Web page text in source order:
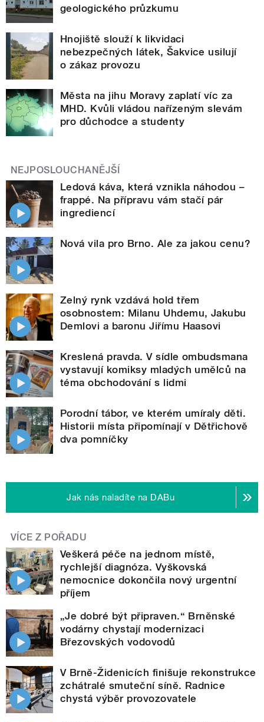
geologického průzkumu
Hnojiště slouží k likvidaci
nebezpečných látek, Šakvice usilují
o zákaz provozu
Města na jihu Moravy zaplatí víc za
MHD. Kvůli vládou nařízeným slevám
pro důchodce a studenty
NEJPOSLOUCHANĚJŠÍ
Ledová káva, která vznikla náhodou –
frappé. Na přípravu vám stačí pár
ingrediencí
Nová vila pro Brno. Ale za jakou cenu?
Zelný rynk vzdává hold třem
osobnostem: Milanu Uhdemu, Jakubu
Demlovi a baronu Jiřímu Haasovi
Kreslená pravda. V sídle ombudsmana
vystavují komiksy mladých umělců na
téma obchodování s lidmi
Porodní tábor, ve kterém umíraly děti.
Historii místa připomínají v Dětřichově
dva pomníčky
Jak nás naladíte na DABu
VÍCE Z POŘADU
Veškerá péče na jednom místě,
rychlejší diagnóza. Vyškovská
nemocnice dokončila nový urgentní
příjem
„Je dobré být připraven.“ Brněnské
vodárny chystají modernizaci
Březovských vodovodů
V Brně-Židenicích finišuje rekonstrukce
zchátralé smuteční síně. Radnice
chystá výběr provozovatele